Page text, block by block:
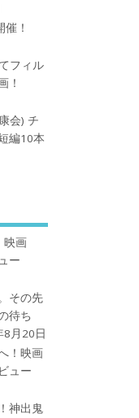
！
フィル
！
会) チ
編10本
映画
ー
その先
待ち
8月20日
！映画
ュー
神出鬼